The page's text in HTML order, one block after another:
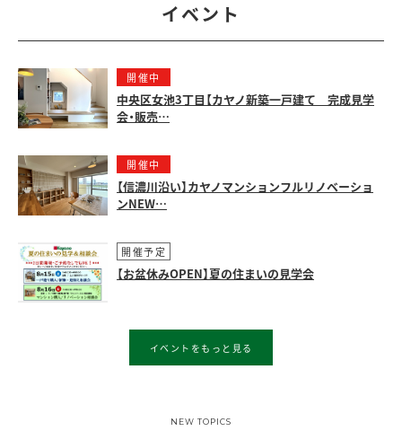
イベント
開催中
中央区女池3丁目【カヤノ新築一戸建て 完成見学
会・販売…
開催中
【信濃川沿い】カヤノマンションフルリノベーショ
ンNEW…
開催予定
【お盆休みOPEN】夏の住まいの見学会
イベントをもっと見る
NEW TOPICS